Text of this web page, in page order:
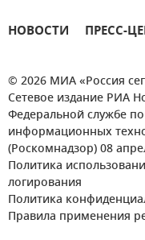
НОВОСТИ ПРЕСС-
© 2026 МИА «Россия
Сетевое издание РИА
Федеральной службе
информационных
(Роскомнадзор) 08
Политика
логирования
Политика
Правила применения